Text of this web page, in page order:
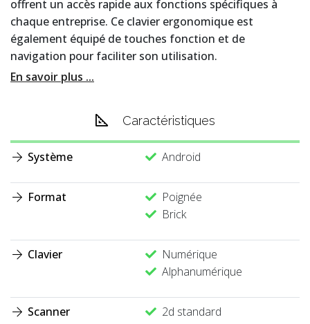
offrent un accès rapide aux fonctions spécifiques à
chaque entreprise. Ce clavier ergonomique est
également équipé de touches fonction et de
navigation pour faciliter son utilisation.
En savoir plus ...
Caractéristiques
Système Android
Format
Poignée
Brick
Clavier
Numérique
Alphanumérique
Scanner
2d standard